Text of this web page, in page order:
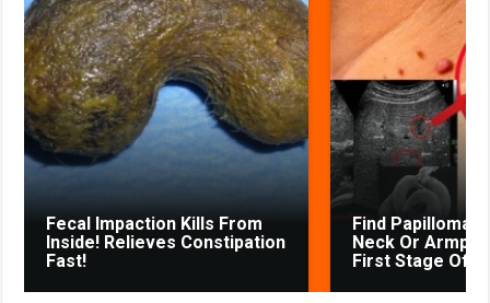
Fecal Impaction Kills From
Inside! Relieves Constipation
Fast!
Find Papillomas
Neck Or
First Stage Of...